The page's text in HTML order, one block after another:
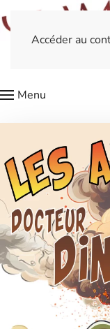
Accéder au
Menu